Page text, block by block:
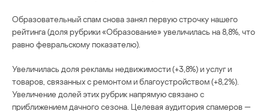
Образовательный спам снова занял первую строчку нашего
рейтинга (доля рубрики «Образование» увеличилась на 8,8%, что
равно февральскому показателю).
Увеличилась доля рекламы недвижимости (+3,8%) и услуг и
товаров, связанных с ремонтом и благоустройством (+8,2%).
Увеличение долей этих рубрик напрямую связано с
приближением дачного сезона. Целевая аудитория спамеров —